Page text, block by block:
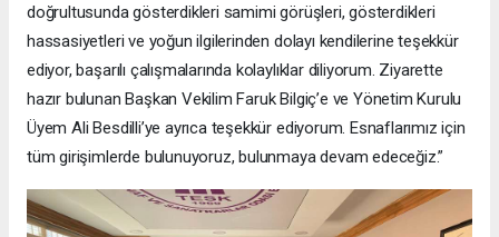
doğrultusunda gösterdikleri samimi görüşleri, gösterdikleri
hassasiyetleri ve yoğun ilgilerinden dolayı kendilerine teşekkür
ediyor, başarılı çalışmalarında kolaylıklar diliyorum. Ziyarette
hazır bulunan Başkan Vekilim Faruk Bilgiç’e ve Yönetim Kurulu
Üyem Ali Besdilli’ye ayrıca teşekkür ediyorum. Esnaflarımız için
tüm girişimlerde bulunuyoruz, bulunmaya devam edeceğiz.”